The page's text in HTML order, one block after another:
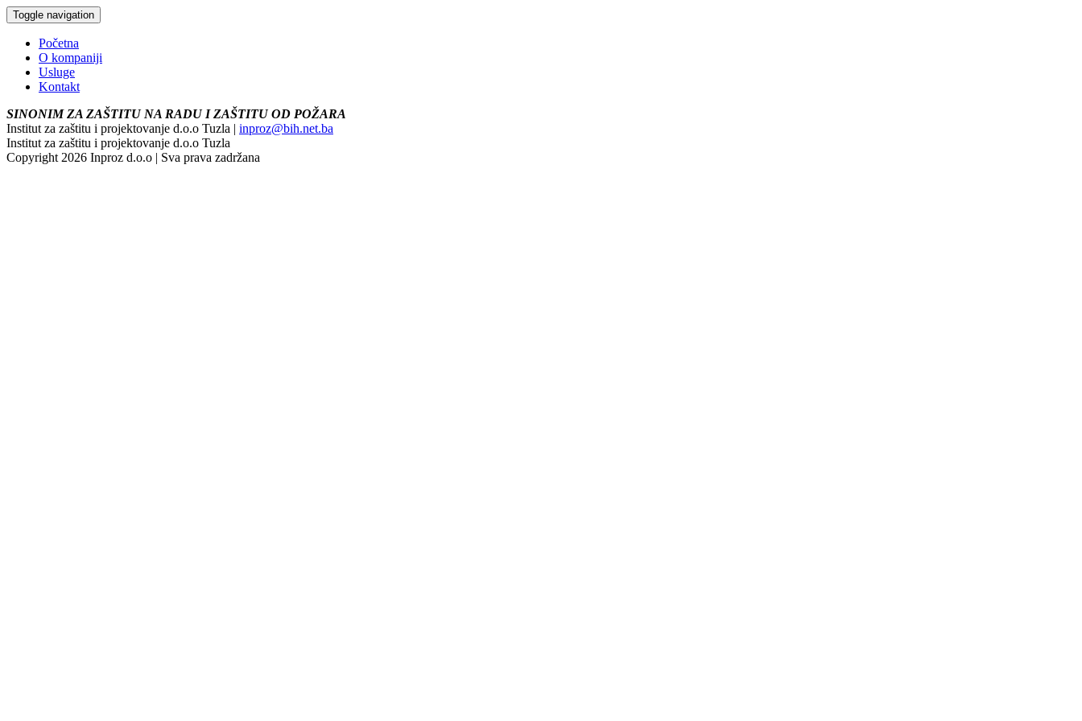
Toggle navigation
Početna
O kompaniji
Usluge
Kontakt
SINONIM ZA ZAŠTITU NA RADU I ZAŠTITU OD POŽARA
Institut za zaštitu i projektovanje d.o.o Tuzla | inproz@bih.net.ba
Institut za zaštitu i projektovanje d.o.o Tuzla
Copyright 2026 Inproz d.o.o | Sva prava zadržana